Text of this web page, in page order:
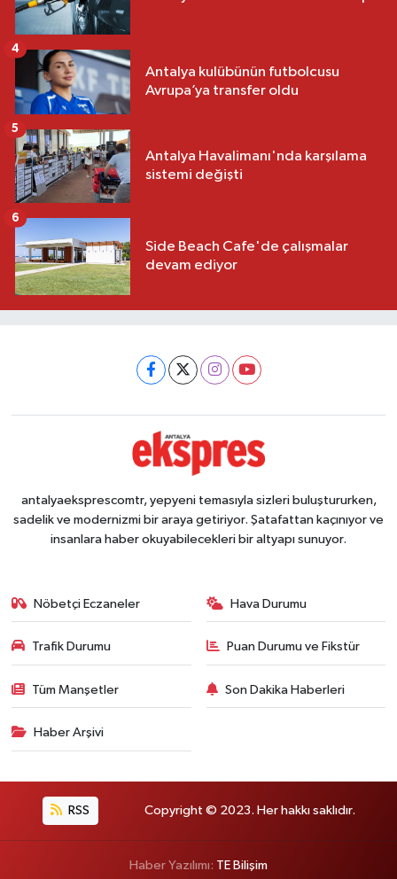
Antalya kulübünün futbolcusu
Avrupa’ya transfer oldu
4
Antalya Havalimanı'nda karşılama
sistemi değişti
5
Side Beach Cafe'de çalışmalar
devam ediyor
6
antalyaeksprescomtr, yepyeni temasıyla sizleri buluştururken,
sadelik ve modernizmi bir araya getiriyor. Şatafattan kaçınıyor ve
insanlara haber okuyabilecekleri bir altyapı sunuyor.
Nöbetçi Eczaneler Hava Durumu
Trafik Durumu Puan Durumu ve Fikstür
Tüm Manşetler Son Dakika Haberleri
Haber Arşivi
RSS Copyright © 2023. Her hakkı saklıdır.
Haber Yazılımı: TE Bilişim